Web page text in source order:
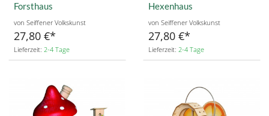
Forsthaus
von Seiffener Volkskunst
27,80 €
Lieferzeit: 2-4 Tage
Hexenhaus
von Seiffener Volkskunst
27,80 €
Lieferzeit: 2-4 Tage